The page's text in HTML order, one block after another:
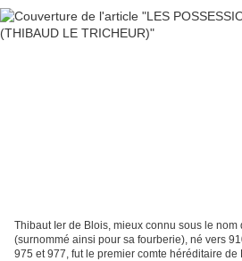
Thibaut Ier de Blois, mieux connu sous le
(surnommé ainsi pour sa fourberie), né vers
975 et 977, fut le premier comte héréditaire de